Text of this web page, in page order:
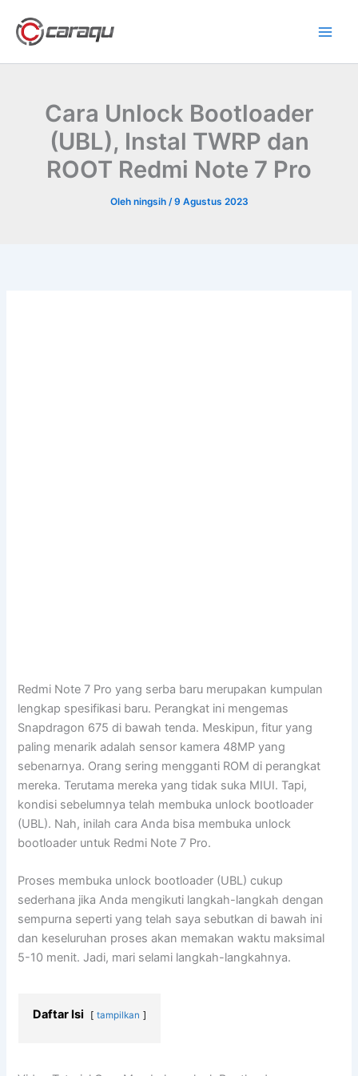
konten
Cara Unlock Bootloader
(UBL), Instal TWRP dan
ROOT Redmi Note 7 Pro
Oleh ningsih /9 Agustus 2023
Redmi Note 7 Pro yang serba baru merupakan kumpulan
lengkap spesifikasi baru. Perangkat ini mengemas
Snapdragon 675 di bawah tenda. Meskipun, fitur yang
paling menarik adalah sensor kamera 48MP yang
sebenarnya. Orang sering mengganti ROM di perangkat
mereka. Terutama mereka yang tidak suka MIUI. Tapi,
kondisi sebelumnya telah membuka unlock bootloader
(UBL). Nah, inilah cara Anda bisa membuka unlock
bootloader untuk Redmi Note 7 Pro.
Proses membuka unlock bootloader (UBL) cukup
sederhana jika Anda mengikuti langkah-langkah dengan
sempurna seperti yang telah saya sebutkan di bawah ini
dan keseluruhan proses akan memakan waktu maksimal
5-10 menit. Jadi, mari selami langkah-langkahnya.
Daftar Isi tampilkan